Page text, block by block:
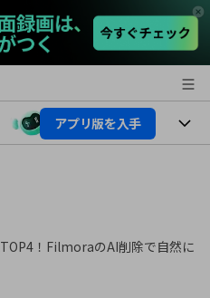
アプリ版を入手
！FilmoraのAI削除で自然に